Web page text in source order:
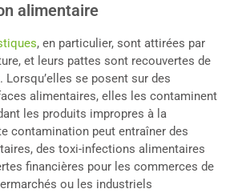
alimentaire
, en particulier, sont attirées par
et leurs pattes sont recouvertes de
se posent sur des
alimentaires, elles les contaminent
les produits impropres à la
contamination peut entraîner des
des toxi-infections alimentaires
financières pour les commerces de
ou les industriels